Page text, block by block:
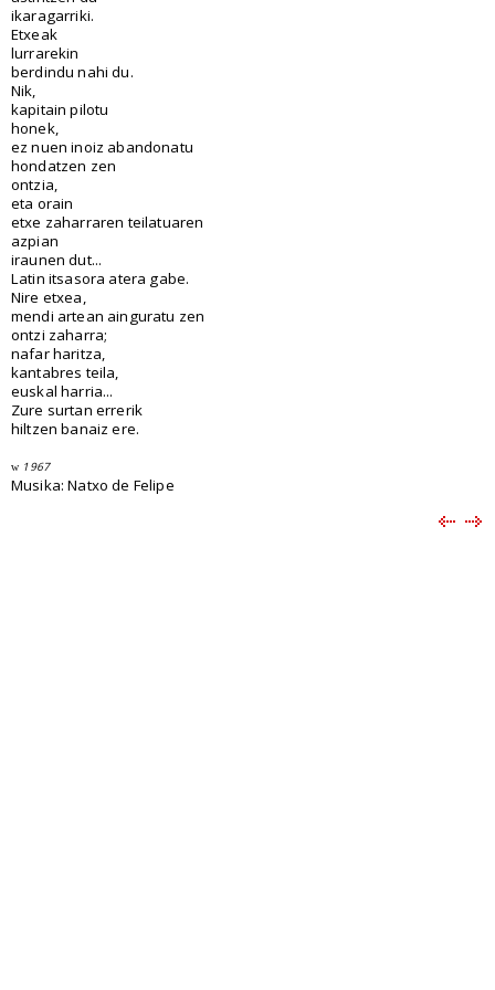
ikaragarriki.
Etxeak
lurrarekin
berdindu nahi du.
Nik,
kapitain pilotu
honek,
ez nuen inoiz abandonatu
hondatzen zen
ontzia,
eta orain
etxe zaharraren teilatuaren
azpian
iraunen dut...
Latin itsasora atera gabe.
Nire etxea,
mendi artean ainguratu zen
ontzi zaharra;
nafar haritza,
kantabres teila,
euskal harria...
Zure surtan errerik
hiltzen banaiz ere.
w 1967
Musika: Natxo de Felipe